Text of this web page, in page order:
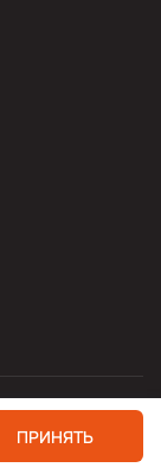
ПРИНЯТЬ